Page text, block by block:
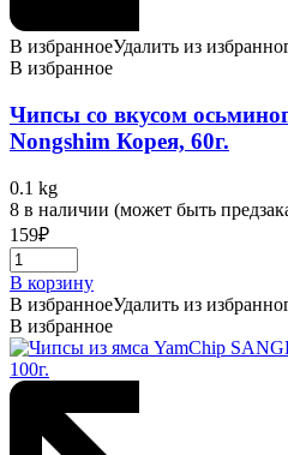
В избранноеУдалить из
В избранное
Чипсы со вкусом
Nongshim Корея, 60г.
0.1 kg
8 в наличии (может быть
159₽
В корзину
В избранноеУдалить из
В избранное